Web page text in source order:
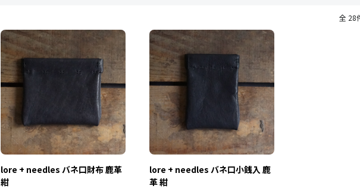
全 28
lore + needles バネ口財布 鹿革
紺
lore + needles バネ口小銭入 鹿
革 紺